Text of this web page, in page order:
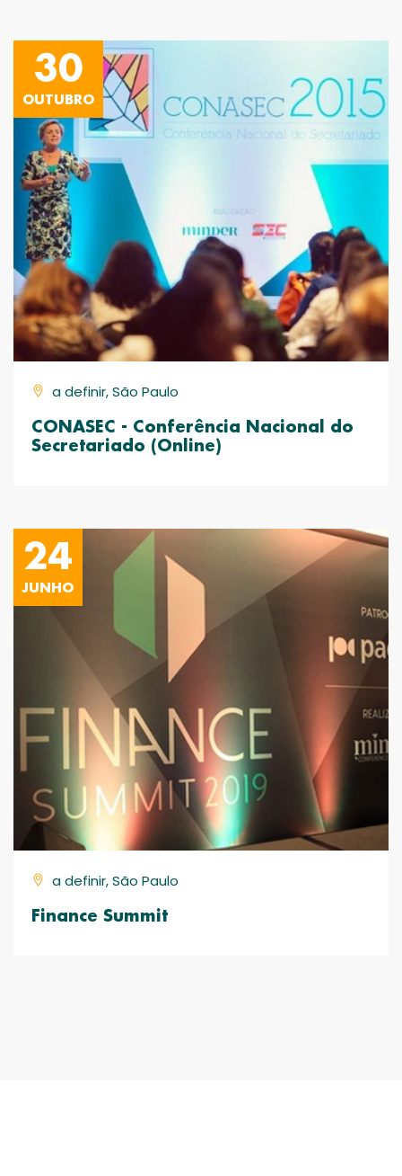
30
OUTUBRO
a definir, São Paulo
CONASEC - Conferência Nacional do
Secretariado (Online)
24
JUNHO
a definir, São Paulo
Finance Summit